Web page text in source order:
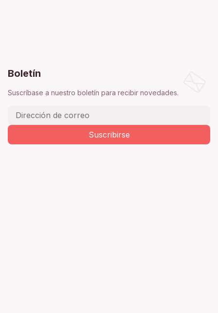
Boletín
Suscríbase a nuestro boletín para recibir novedades.